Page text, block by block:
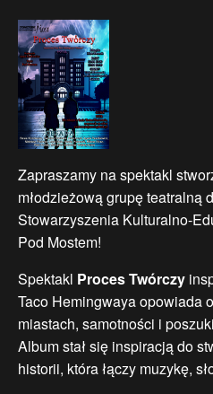
Zapraszamy na spektakl
młodzieżową grupę teatralną
Stowarzyszenia Kulturalno-
Pod Mostem!
Spektakl Proces Twórczy
Taco Hemingwaya opowiada
miastach, samotności i
Album stał się inspiracją do
historii, która łączy muzykę,